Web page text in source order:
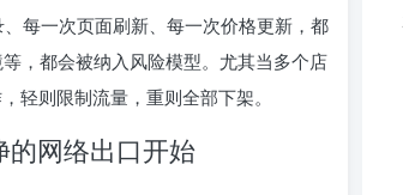
每一次页面刷新、每一次价格更新，都
，都会被纳入风险模型。尤其当多个店
轻则限制流量，重则全部下架。
的网络出口开始